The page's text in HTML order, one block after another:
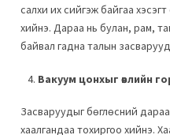
салхи их сийгэж байгаа
хийнэ. Дараа нь булан, рам,
байвал гадна талын
Вакуум цонхыг өвлийн
Засваруудыг бөглөсний
хаалгандаа тохиргоо хийнэ.